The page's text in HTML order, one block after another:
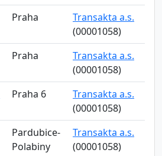
Praha
Transakta a.s.
(00001058)
Praha
Transakta a.s.
(00001058)
Praha 6
Transakta a.s.
(00001058)
Pardubice-
Polabiny
Transakta a.s.
(00001058)